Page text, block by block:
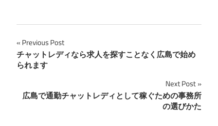
投
稿
ビ
Previous Post
チャットレディなら求人を探すことなく広島で始め
られます
Next Post
広島で通勤チャットレディとして稼ぐための事務所
の選びかた